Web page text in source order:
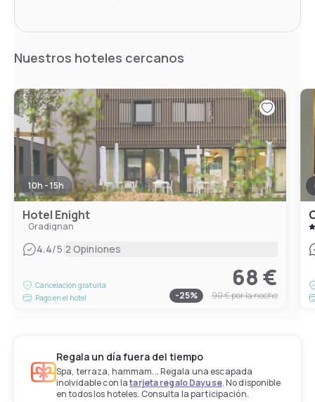
Nuestros hoteles cercanos
10h - 15h
Hotel Enight
Gradignan
4.4/5|2 Opiniones
Cancelación gratuita
Pago en el hotel
68 €
-25% 90 €por la noche
Regala un día fuera del tiempo
Spa, terraza, hammam... Regala una escapada
inolvidable con latarjeta regalo Dayuse. No disponible
en todos los hoteles. Consulta la participación.